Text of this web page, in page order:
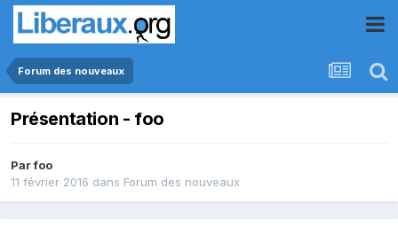
Forum des nouveaux
Présentation - foo
Parfoo
11 février 2016 dans Forum des nouveaux